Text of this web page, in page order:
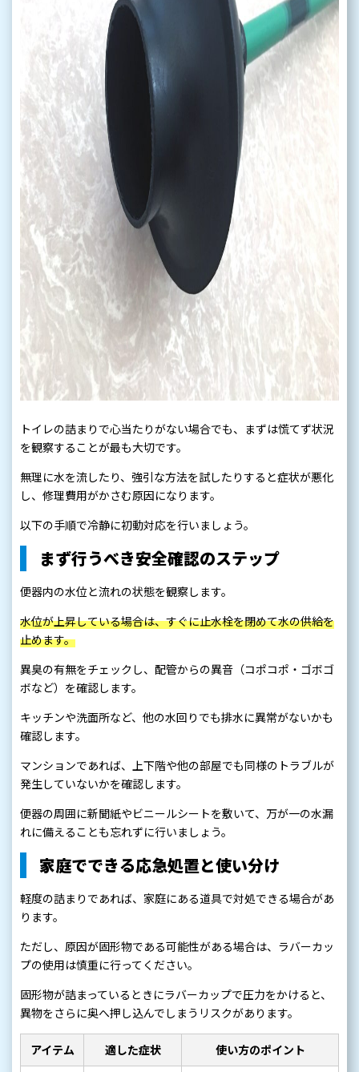
トイレの詰まりで心当たりがない場合でも、まずは慌てず状況
を観察することが最も大切です。
無理に水を流したり、強引な方法を試したりすると症状が悪化
し、修理費用がかさむ原因になります。
以下の手順で冷静に初動対応を行いましょう。
まず行うべき安全確認のステップ
便器内の水位と流れの状態を観察します。
水位が上昇している場合は、すぐに止水栓を閉めて水の供給を
止めます。
異臭の有無をチェックし、配管からの異音（コポコポ・ゴボゴ
ボなど）を確認します。
キッチンや洗面所など、他の水回りでも排水に異常がないかも
確認します。
マンションであれば、上下階や他の部屋でも同様のトラブルが
発生していないかを確認します。
便器の周囲に新聞紙やビニールシートを敷いて、万が一の水漏
れに備えることも忘れずに行いましょう。
家庭でできる応急処置と使い分け
軽度の詰まりであれば、家庭にある道具で対処できる場合があ
ります。
ただし、原因が固形物である可能性がある場合は、ラバーカッ
プの使用は慎重に行ってください。
固形物が詰まっているときにラバーカップで圧力をかけると、
異物をさらに奥へ押し込んでしまうリスクがあります。
アイテム 適した症状 使い方のポイント